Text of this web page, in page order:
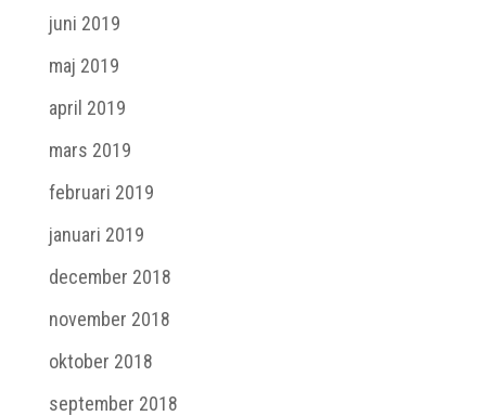
juni 2019
maj 2019
april 2019
mars 2019
februari 2019
januari 2019
december 2018
november 2018
oktober 2018
september 2018